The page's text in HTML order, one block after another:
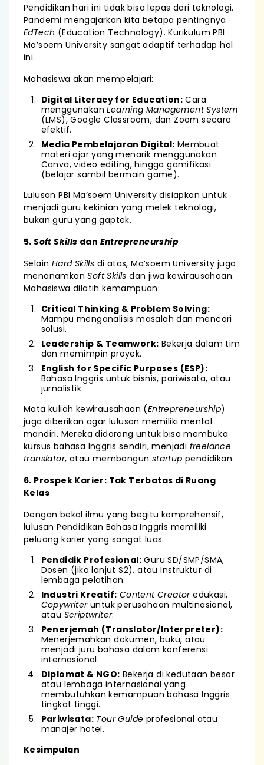
Pendidikan hari ini tidak bisa lepas dari teknologi.
Pandemi mengajarkan kita betapa pentingnya
EdTech (Education Technology). Kurikulum PBI
Ma’soem University sangat adaptif terhadap hal
ini.
Mahasiswa akan mempelajari:
Digital Literacy for Education: Cara
menggunakanLearning Management System
(LMS), Google Classroom, dan Zoom secara
efektif.
Media Pembelajaran Digital: Membuat
materi ajar yang menarik menggunakan
Canva, video editing, hingga gamifikasi
(belajar sambil bermain game).
Lulusan PBI Ma’soem University disiapkan untuk
menjadi guru kekinian yang melek teknologi,
bukan guru yang gaptek.
5.Soft Skills dan Entrepreneurship
Selain Hard Skills di atas, Ma’soem University juga
menanamkanSoft Skills dan jiwa kewirausahaan.
Mahasiswa dilatih kemampuan:
Critical Thinking & Problem Solving:
Mampu menganalisis masalah dan mencari
solusi.
Leadership & Teamwork: Bekerja dalam tim
dan memimpin proyek.
English for Specific Purposes (ESP):
Bahasa Inggris untuk bisnis, pariwisata, atau
jurnalistik.
Mata kuliah kewirausahaan (Entrepreneurship)
juga diberikan agar lulusan memiliki mental
mandiri. Mereka didorong untuk bisa membuka
kursus bahasa Inggris sendiri, menjadi freelance
translator, atau membangun startup pendidikan.
6. Prospek Karier: Tak Terbatas di Ruang
Kelas
Dengan bekal ilmu yang begitu komprehensif,
lulusan Pendidikan Bahasa Inggris memiliki
peluang karier yang sangat luas.
Pendidik Profesional: Guru SD/SMP/SMA,
Dosen (jika lanjut S2), atau Instruktur di
lembaga pelatihan.
Industri Kreatif: Content Creatoredukasi,
Copywriteruntuk perusahaan multinasional,
atau Scriptwriter.
Penerjemah (Translator/Interpreter):
Menerjemahkan dokumen, buku, atau
menjadi juru bahasa dalam konferensi
internasional.
Diplomat & NGO: Bekerja di kedutaan besar
atau lembaga internasional yang
membutuhkan kemampuan bahasa Inggris
tingkat tinggi.
Pariwisata: Tour Guide profesional atau
manajer hotel.
Kesimpulan